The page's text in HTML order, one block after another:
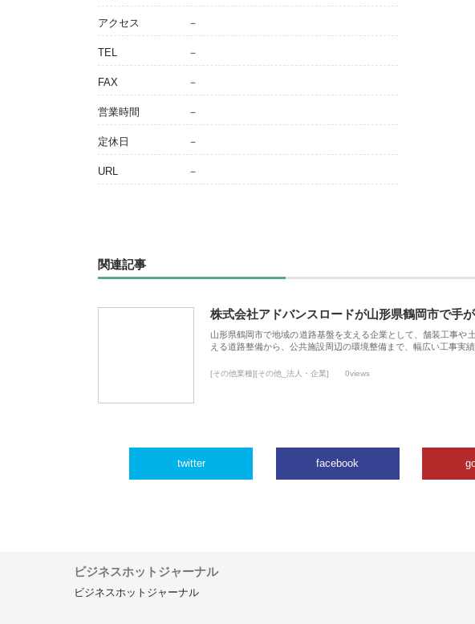
アクセス －
TEL －
FAX －
営業時間 －
定休日 －
URL －
関連記事
株式会社アドバンスロードが山形県鶴岡市で手
山形県鶴岡市で地域の道路基盤を支える企業として、舗装工事や
える道路整備から、公共施設周辺の環境整備まで、幅広い工事実
[その他業種][その他_法人・企業] 0views
twitter facebook
ビジネスホットジャーナル
ビジネスホットジャーナル